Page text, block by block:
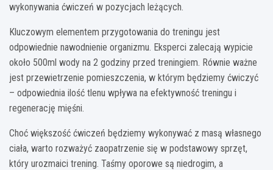
wykonywania ćwiczeń w pozycjach leżących.
Kluczowym elementem przygotowania do treningu jest
odpowiednie nawodnienie organizmu. Eksperci zalecają wypicie
około 500ml wody na 2 godziny przed treningiem. Równie ważne
jest przewietrzenie pomieszczenia, w którym będziemy ćwiczyć
– odpowiednia ilość tlenu wpływa na efektywność treningu i
regenerację mięśni.
Choć większość ćwiczeń będziemy wykonywać z masą własnego
ciała, warto rozważyć zaopatrzenie się w podstawowy sprzęt,
który urozmaici trening. Taśmy oporowe są niedrogim, a